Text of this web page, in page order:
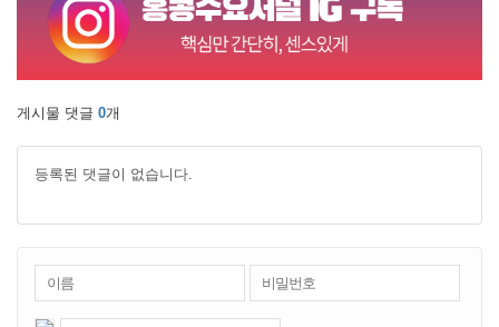
게시물 댓글 0개
등록된 댓글이 없습니다.